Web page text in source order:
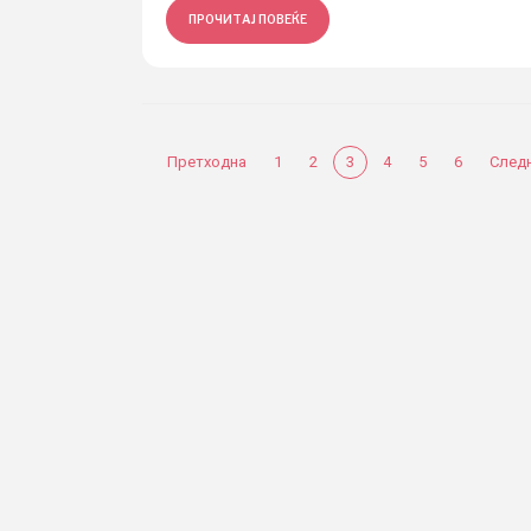
ПРОЧИТАЈ ПОВЕЌЕ
Претходна 1 2 3 4 5 6